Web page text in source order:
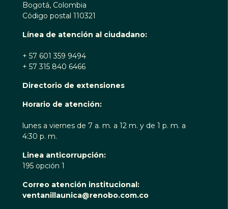
Bogotá, Colombia
Código postal 110321
Línea de atención al ciudadano:
+ 57 601 359 9494
+ 57 315 840 6466
Directorio de extensiones
Horario de atención:
lunes a viernes de 7 a. m. a 12 m. y de 1 p. m. a
4:30 p. m.
Linea anticorrupción:
195 opción 1
Correo atención institucional:
ventanillaunica@renobo.com.co